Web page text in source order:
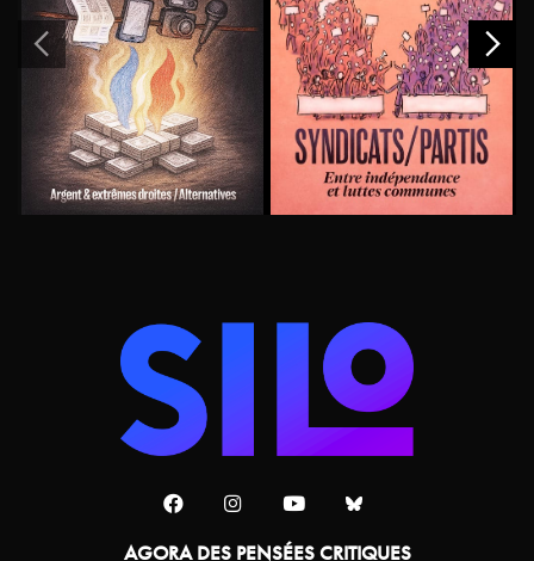
AGORA DES PENSÉES CRITIQUES